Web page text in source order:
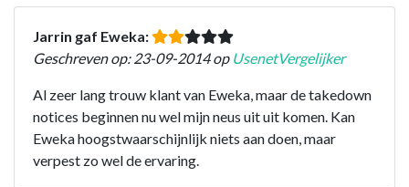
Jarrin gaf Eweka:
Geschreven op: 23-09-2014 op UsenetVergelijker
Al zeer lang trouw klant van Eweka, maar de takedown
notices beginnen nu wel mijn neus uit uit komen. Kan
Eweka hoogstwaarschijnlijk niets aan doen, maar
verpest zo wel de ervaring.